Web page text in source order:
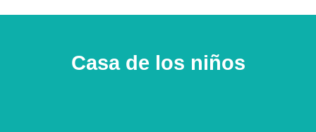
Casa de los niños